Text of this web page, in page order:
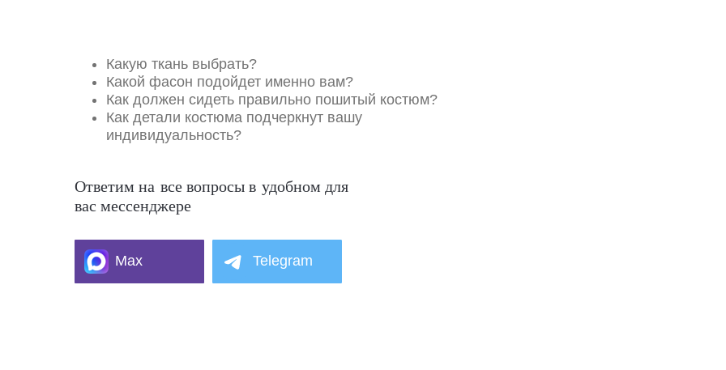
Какую ткань выбрать?
Какой фасон подойдет именно вам?
Как должен сидеть правильно пошитый костюм?
Как детали костюма подчеркнут вашу
индивидуальность?
Ответим на все вопросы в удобном для
вас мессенджере
Max Telegram